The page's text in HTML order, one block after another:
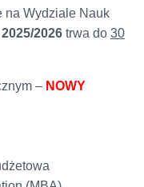
Wydziale Nauk
2025/2026trwa do 30
– NOWY